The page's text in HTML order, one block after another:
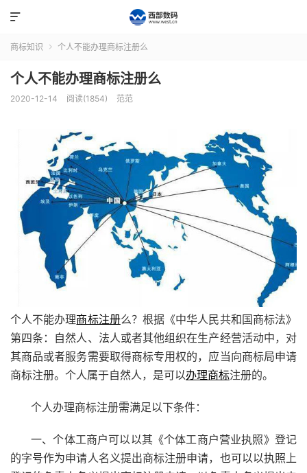

商标知识  个人不能办理商标注册么
个人不能办理商标注册么
2020-12-14 阅读(1854) 范范
个人不能办理商标注册么？根据《中华人民共和国商标法》
第四条：自然人、法人或者其他组织在生产经营活动中，对
其商品或者服务需要取得商标专用权的，应当向商标局申请
商标注册。个人属于自然人，是可以办理商标注册的。
个人办理商标注册需满足以下条件：
一、个体工商户可以以其《个体工商户营业执照》登记
的字号作为申请人名义提出商标注册申请，也可以以执照上